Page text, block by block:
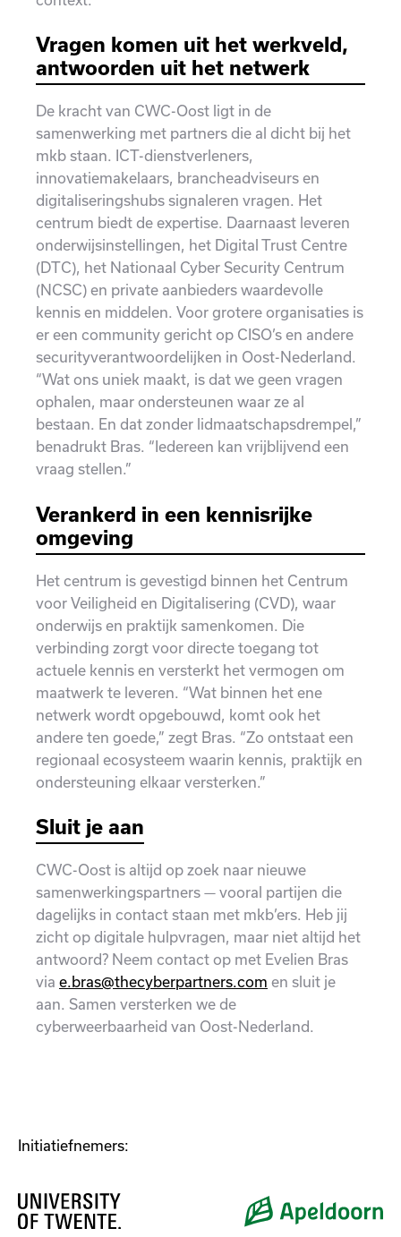
Vragen komen uit het werkveld,
antwoorden uit het netwerk
De kracht van CWC-Oost ligt in de
samenwerking met partners die al dicht bij het
mkb staan. ICT-dienstverleners,
innovatiemakelaars, brancheadviseurs en
digitaliseringshubs signaleren vragen. Het
centrum biedt de expertise. Daarnaast leveren
onderwijsinstellingen, het Digital Trust Centre
(DTC), het Nationaal Cyber Security Centrum
(NCSC) en private aanbieders waardevolle
kennis en middelen. Voor grotere organisaties is
er een community gericht op CISO’s en andere
securityverantwoordelijken in Oost-Nederland.
“Wat ons uniek maakt, is dat we geen vragen
ophalen, maar ondersteunen waar ze al
bestaan. En dat zonder lidmaatschapsdrempel,”
benadrukt Bras. “Iedereen kan vrijblijvend een
vraag stellen.”
Verankerd in een kennisrijke
omgeving
Het centrum is gevestigd binnen het Centrum
voor Veiligheid en Digitalisering (CVD), waar
onderwijs en praktijk samenkomen. Die
verbinding zorgt voor directe toegang tot
actuele kennis en versterkt het vermogen om
maatwerk te leveren. “Wat binnen het ene
netwerk wordt opgebouwd, komt ook het
andere ten goede,” zegt Bras. “Zo ontstaat een
regionaal ecosysteem waarin kennis, praktijk en
ondersteuning elkaar versterken.”
Sluit je aan
CWC-Oost is altijd op zoek naar nieuwe
samenwerkingspartners — vooral partijen die
dagelijks in contact staan met mkb’ers. Heb jij
zicht op digitale hulpvragen, maar niet altijd het
antwoord? Neem contact op met Evelien Bras
via e.bras@thecyberpartners.com en sluit je
aan. Samen versterken we de
cyberweerbaarheid van Oost-Nederland.
Initiatiefnemers: